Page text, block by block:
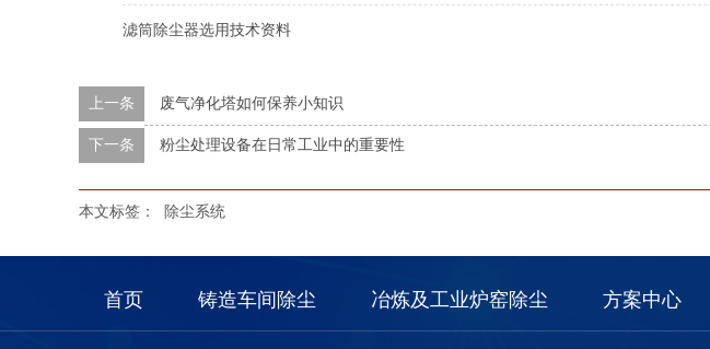
滤筒除尘器选用技术资料
上一条 废气净化塔如何保养小知识
下一条 粉尘处理设备在日常工业中的重要性
本文标签： 除尘系统
首页 铸造车间除尘 冶炼及工业炉窑除尘 方案中心